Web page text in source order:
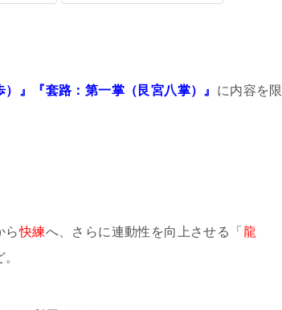
』『套路：第一掌（艮宮八掌）』 に内容を限
ら快練へ、さらに連動性を向上させる「 龍